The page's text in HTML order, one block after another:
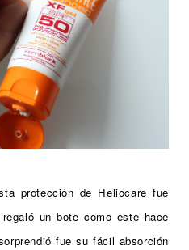
protección de Heliocare fue
un bote como este hace
fue su fácil absorción